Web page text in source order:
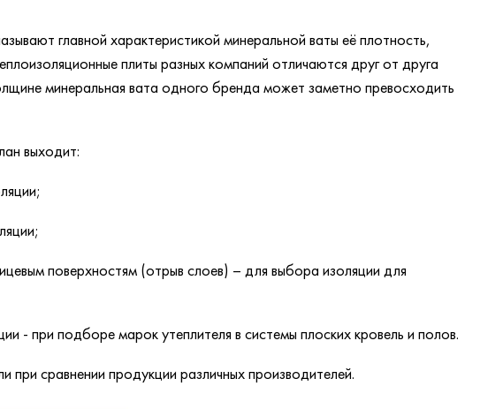
главной характеристикой минеральной ваты её плотность,
плиты разных компаний отличаются друг от друга
минеральная вата одного бренда может заметно превосходить
выходит:
поверхностям (отрыв слоев) – для выбора изоляции для
- при подборе марок утеплителя в системы плоских кровель и полов.
сравнении продукции различных производителей.